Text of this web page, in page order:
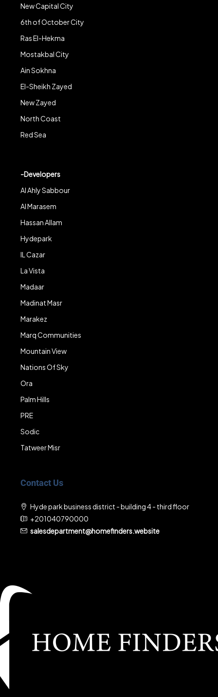
New Capital City
6th of October City
Ras El-Hekma
Mostakbal City
Ain Sokhna
El-Sheikh Zayed
New Zayed
North Coast
Red Sea
-Developers
Al Ahly Sabbour
Al Marasem
Hassan Allam
Hydepark
IL Cazar
La Vista
Madaar
Madinat Masr
Marakez
Marq Communities
Mountain View
Nations Of Sky
Ora
Palm Hills
PRE
Sodic
Tatweer Misr
Contact Us
Hyde park business district - building 4 - third floor
+201040790000
salesdepartment@homefinders.website